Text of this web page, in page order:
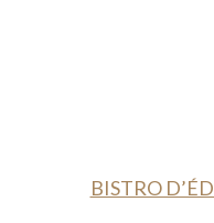
BISTRO